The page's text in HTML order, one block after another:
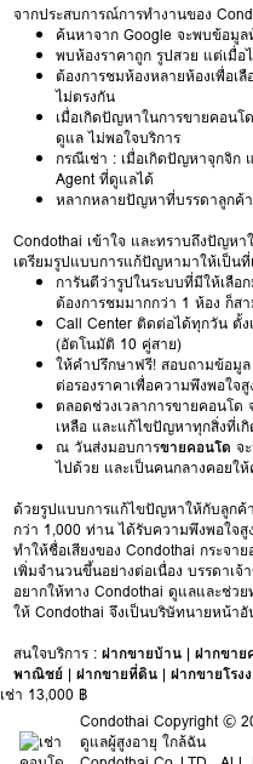
จากประสบการณ์การทำงานของ
ค้นหาจาก Google จะพบข้อมู
พบห้องราคาถูก รูปสวย แต่เมื่อ
ต้องการชมห้องหลายห้องเพื่อเ
ไม่ตรงกัน
เมื่อเกิดปัญหาในการขายคอน
ดูแล ไม่พอใจบริการ
กรณีเช่า : เมื่อเกิดปัญหาจุกจิก
Agent ที่ดูแลได้
หลากหลายปัญหาที่บรรดาลูกค้
Condothai เข้าใจ และทราบถึงปัญหา
เตรียมรูปแบบการแก้ปัญหามาให้เป็นที่
การันตีว่ารูปในระบบที่มีให้เลื
ต้องการชมมากกว่า 1 ห้อง ก็ส
Call Center ติดต่อได้ทุกวัน ตั้
(อัตโนมัติ 10 คู่สาย)
ให้คำปรึกษาฟรี! สอบถามข้อมู
ต่อรองราคาเพื่อความพึงพอใจ
ตลอดช่วงเวลาการขายคอนโด
เหลือ และแก้ไขปัญหาทุกสิ่งที่เ
ณ วันส่งมอบการขายคอนโด จ
ไปด้วย และเป็นคนกลางคอยใ
ด้วยรูปแบบการแก้ไขปัญหาให้กับลูกค้
กว่า 1,000 ท่าน ได้รับความพึงพอใจ
ทำให้ชื่อเสียงของ Condothai กระจา
เพิ่มจำนวนขึ้นอย่างต่อเนื่อง บรรดาเ
อยากให้ทาง Condothai ดูแลและช่ว
ให้ Condothai จึงเป็นบริษัทนายหน้า
สนใจบริการ :ฝากขายบ้าน |ฝากขาย
พาณิชย์ |ฝากขายที่ดิน |ฝากขายโรง
เช่า 13,000 ฿
Condothai Copyright ©
ดูแลผู้สูงอายุ ใกล้ฉัน